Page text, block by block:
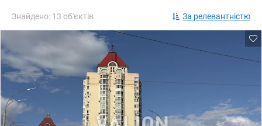
Знайдено: 13 об'єктів За релевантністю